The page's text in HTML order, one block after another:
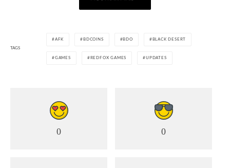
TAGS
AFK BDCOINS BDO BLACK DESERT
GAMES REDFOX GAMES UPDATES
0 0